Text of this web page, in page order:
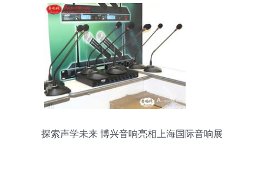
探索声学未来 博兴音响亮相上海国际音响展